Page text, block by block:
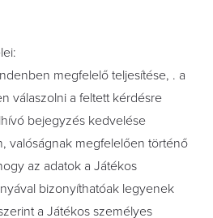
megfelelő teljesítése, . a
válaszolni a feltett kérdésre
bejegyzés kedvelése
valóságnak megfelelően történő
az adatok a Játékos
bizonyíthatóak legyenek
a Játékos személyes